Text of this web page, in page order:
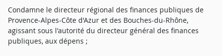
Condamne le directeur régional des finances publiques de
Provence-Alpes-Côte d'Azur et des Bouches-du-Rhône,
agissant sous l'autorité du directeur général des finances
publiques, aux dépens ;